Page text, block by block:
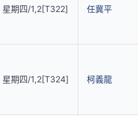
星期四/1,2[T322] 任冀平
星期四/1,2[T324] 柯義龍